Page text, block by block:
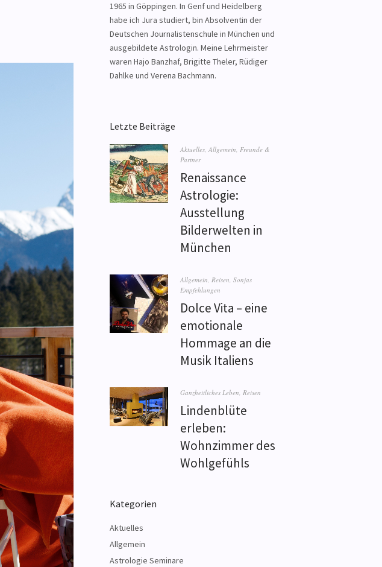
1965 in Göppingen. In Genf und Heidelberg
habe ich Jura studiert, bin Absolventin der
Deutschen Journalistenschule in München und
ausgebildete Astrologin. Meine Lehrmeister
waren Hajo Banzhaf, Brigitte Theler, Rüdiger
Dahlke und Verena Bachmann.
Letzte Beiträge
Aktuelles, Allgemein, Freunde &
Partner
Renaissance
Astrologie:
Ausstellung
Bilderwelten in
München
Allgemein, Reisen, Sonjas
Empfehlungen
Dolce Vita – eine
emotionale
Hommage an die
Musik Italiens
Ganzheitliches Leben, Reisen
Lindenblüte
erleben:
Wohnzimmer des
Wohlgefühls
Kategorien
Aktuelles
Allgemein
Astrologie Seminare